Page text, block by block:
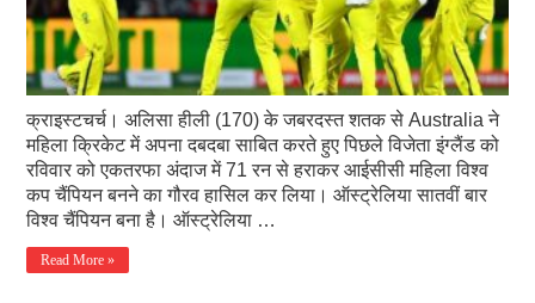
क्राइस्टचर्च। अलिसा हीली (170) के जबरदस्त शतक से Australia ने
महिला क्रिकेट में अपना दबदबा साबित करते हुए पिछले विजेता इंग्लैंड को
रविवार को एकतरफा अंदाज में 71 रन से हराकर आईसीसी महिला विश्व
कप चैंपियन बनने का गौरव हासिल कर लिया। ऑस्ट्रेलिया सातवीं बार
विश्व चैंपियन बना है। ऑस्ट्रेलिया …
Read More »